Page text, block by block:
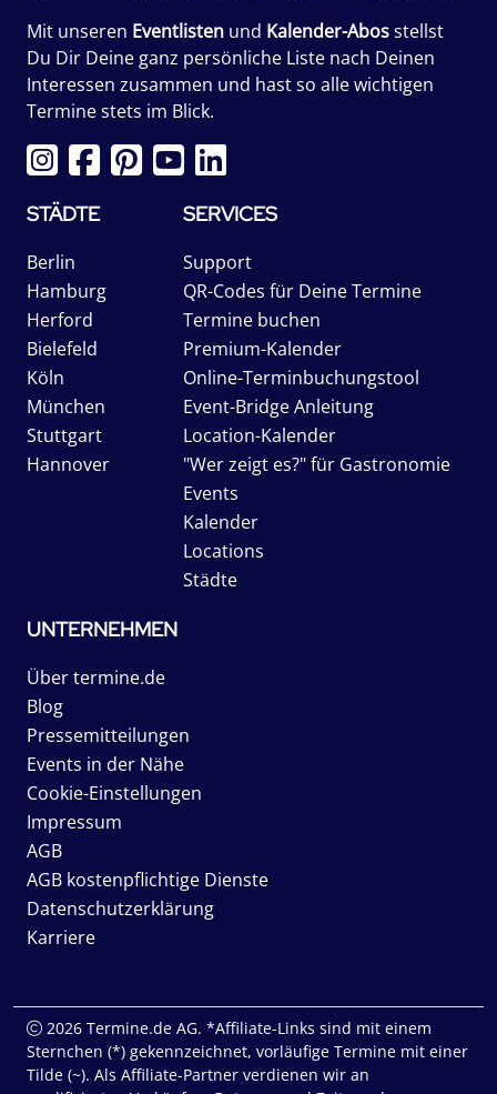
Mit unseren Eventlisten und Kalender-Abosstellst
Du Dir Deine ganz persönliche Liste nach Deinen
Interessen zusammen und hast so alle wichtigen
Termine stets im Blick.
STÄDTE
Berlin
Hamburg
Herford
Bielefeld
Köln
München
Stuttgart
Hannover
SERVICES
Support
QR-Codes für Deine Termine
Termine buchen
Premium-Kalender
Online-Terminbuchungstool
Event-Bridge Anleitung
Location-Kalender
"Wer zeigt es?" für Gastronomie
Events
Kalender
Locations
Städte
UNTERNEHMEN
Über termine.de
Blog
Pressemitteilungen
Events in der Nähe
Cookie-Einstellungen
Impressum
AGB
AGB kostenpflichtige Dienste
Datenschutzerklärung
Karriere
2026 Termine.de AG. *Affiliate-Links sind mit einem
Sternchen (*) gekennzeichnet, vorläufige Termine mit einer
Tilde (~). Als Affiliate-Partner verdienen wir an